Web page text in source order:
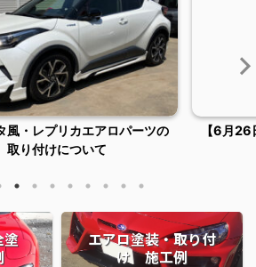
臨時休業およびご来店につい
てのお知らせ】
稲敷市
塗
エアロ塗装・取り付
け 施工例